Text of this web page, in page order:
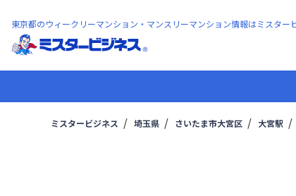
東京都のウィークリーマンション・マンスリーマンション情報はミスター
ミスタービジネス 埼玉県 さいたま市大宮区 大宮駅